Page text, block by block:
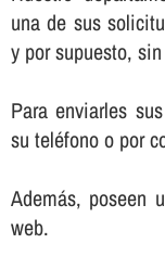
una de sus
y por supuesto,
Para enviarles
su teléfono o por
Además, poseen
web.